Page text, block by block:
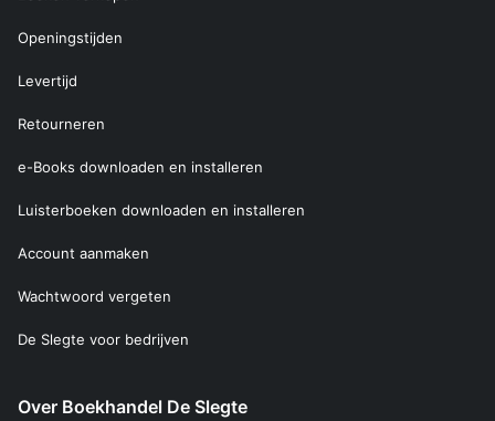
Openingstijden
Levertijd
Retourneren
e-Books downloaden en installeren
Luisterboeken downloaden en installeren
Account aanmaken
Wachtwoord vergeten
De Slegte voor bedrijven
Over Boekhandel De Slegte